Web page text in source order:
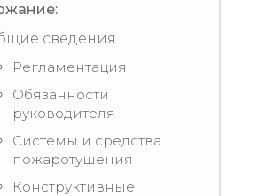
сведения
Регламентация
Обязанности
руководителя
Системы и средства
пожаротушения
Конструктивные